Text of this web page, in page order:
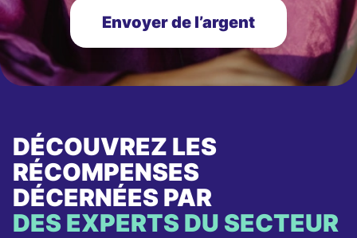
Envoyer de l’argent
DÉCOUVREZ LES
RÉCOMPENSES
DÉCERNÉES PAR
DES EXPERTS DU SECTEUR